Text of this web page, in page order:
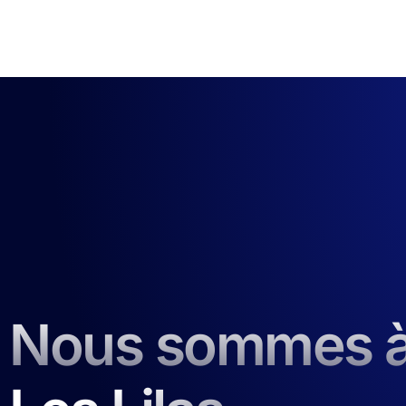
Nous sommes